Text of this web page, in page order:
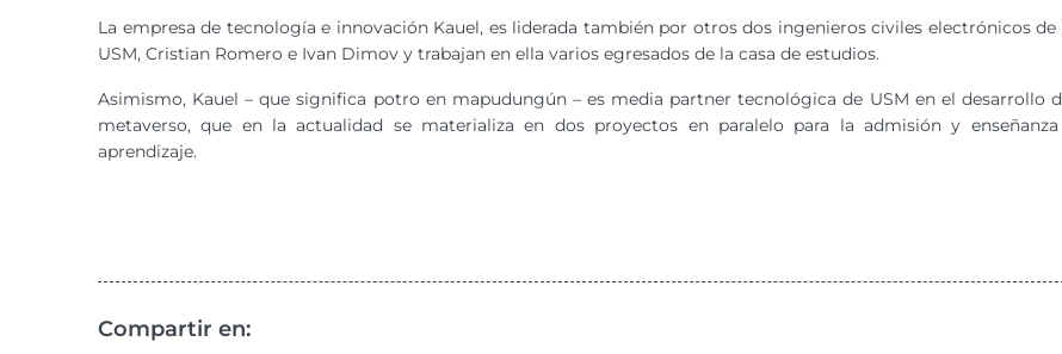
La empresa de tecnología e innovación Kauel, es liderada también por otros dos ingenieros civiles electrónicos de
USM, Cristian Romero e Ivan Dimov y trabajan en ella varios egresados de la casa de estudios.
Asimismo, Kauel – que significa potro en mapudungún – es media partner tecnológica de USM en el desarrollo
metaverso, que en la actualidad se materializa en dos proyectos en paralelo para la admisión y
aprendizaje.
Compartir en: